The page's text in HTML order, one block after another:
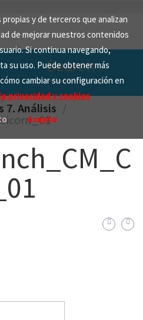
y de terceros que analizan
de mejorar nuestros contenidos
Si continua navegando,
su uso. Puede obtener más
cambiar su configuración en
privacidad y cookies
Acepto
Search
for:
7. Análisis